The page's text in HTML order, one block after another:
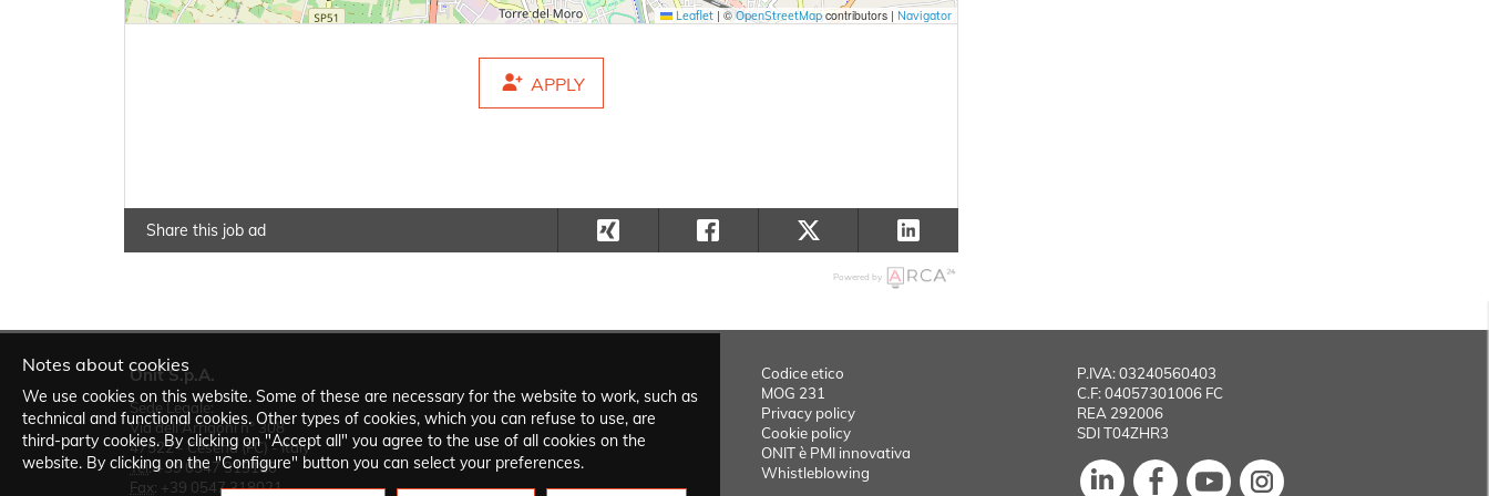
Notes about cookies
We use cookies on this website. Some of these are necessary for the website to work, such as
technical and functional cookies. Other types of cookies, which you can refuse to use, are
third-party cookies. By clicking on "Accept all" you agree to the use of all cookies on the
website. By clicking on the "Configure" button you can select your preferences.
Leaflet | ©OpenStreetMapcontributors | Navigator
APPLY
Share this job ad
Powered by
Onit S.p.A.
Sede Legale:
Via dell'Arrigoni n° 308
47522 - Cesena (FC) - Italy
Tel:+39 0547 313110
Fax: +39 0547 318021
Codice etico
MOG 231
Privacy policy
Cookie policy
ONIT è PMI innovativa
Whistleblowing
P.IVA: 03240560403
C.F: 04057301006 FC
REA 292006
SDI T04ZHR3